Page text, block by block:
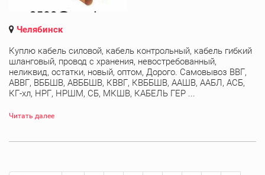
Челябинск
Куплю кабель силовой, кабель контрольный, кабель гибкий
шланговый, провод с хранения, невостребованный,
неликвид, остатки, новый, оптом, Дорого. Самовывоз ВВГ,
АВВГ, ВББШВ, АВББШВ, КВВГ, КВББШВ, ААШВ, ААБЛ, АСБ,
КГ-хл, НРГ, НРШМ, СБ, МКШВ, КАБЕЛЬ ГЕР ...
Читать далее